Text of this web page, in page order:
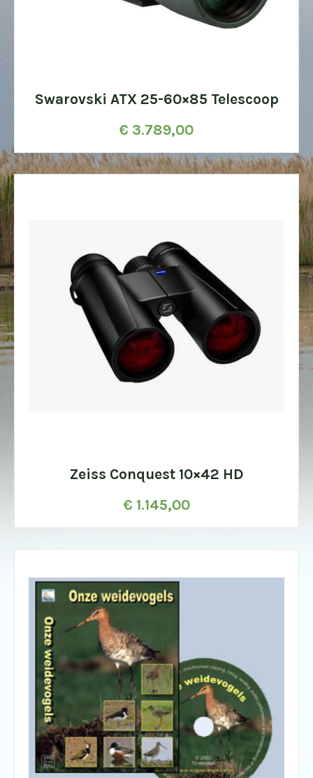
Swarovski ATX 25-60×85 Telescoop
€ 3.789,00
Zeiss Conquest 10×42 HD
€ 1.145,00